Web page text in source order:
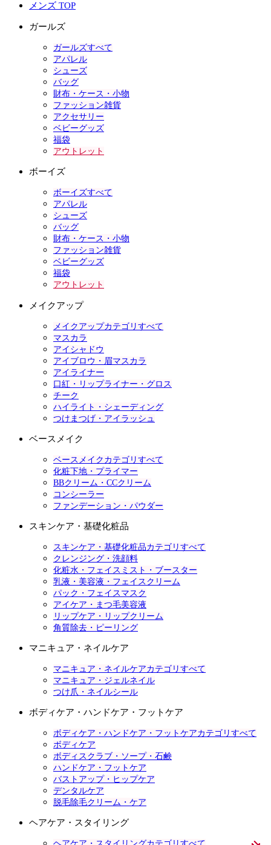
メンズ TOP
ガールズ
ガールズすべて
アパレル
シューズ
バッグ
財布・ケース・小物
ファッション雑貨
アクセサリー
ベビーグッズ
福袋
アウトレット
ボーイズ
ボーイズすべて
アパレル
シューズ
バッグ
財布・ケース・小物
ファッション雑貨
ベビーグッズ
福袋
アウトレット
メイクアップ
メイクアップカテゴリすべて
マスカラ
アイシャドウ
アイブロウ・眉マスカラ
アイライナー
口紅・リップライナー・グロス
チーク
ハイライト・シェーディング
つけまつげ・アイラッシュ
ベースメイク
ベースメイクカテゴリすべて
化粧下地・プライマー
BBクリーム・CCクリーム
コンシーラー
ファンデーション・パウダー
スキンケア・基礎化粧品
スキンケア・基礎化粧品カテゴリすべて
クレンジング・洗顔料
化粧水・フェイスミスト・ブースター
乳液・美容液・フェイスクリーム
パック・フェイスマスク
アイケア・まつ毛美容液
リップケア・リップクリーム
角質除去・ピーリング
マニキュア・ネイルケア
マニキュア・ネイルケアカテゴリすべて
マニキュア・ジェルネイル
つけ爪・ネイルシール
ボディケア・ハンドケア・フットケア
ボディケア・ハンドケア・フットケアカテゴリすべて
ボディケア
ボディスクラブ・ソープ・石鹸
ハンドケア・フットケア
バストアップ・ヒップケア
デンタルケア
脱毛除毛クリーム・ケア
ヘアケア・スタイリング